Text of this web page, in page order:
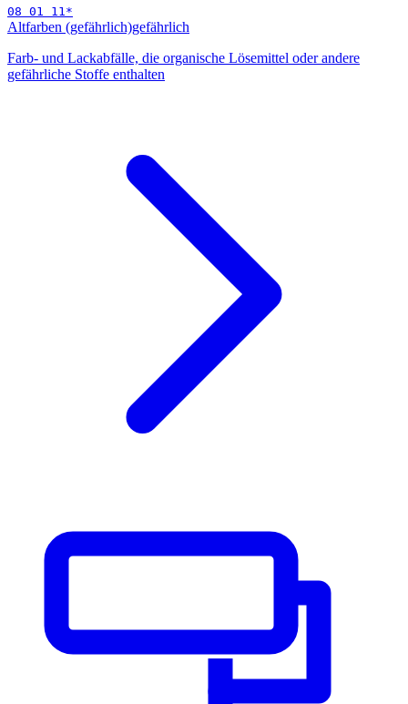
08 01 11 *
Altfarben (gefährlich)gefährlich
Farb- und Lackabfälle, die organische Lösemittel oder andere
gefährliche Stoffe enthalten